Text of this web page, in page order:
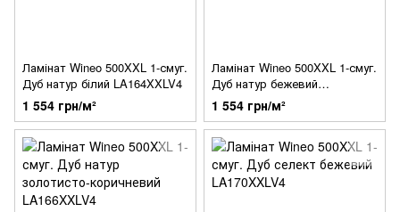
Ламінат Wineo 500XXL 1-смуг.
Дуб натур білий LA164XXLV4
1 554 грн/м²
Ламінат Wineo 500XXL 1-смуг.
Дуб натур бежевий
LA165XXLV4
1 554 грн/м²